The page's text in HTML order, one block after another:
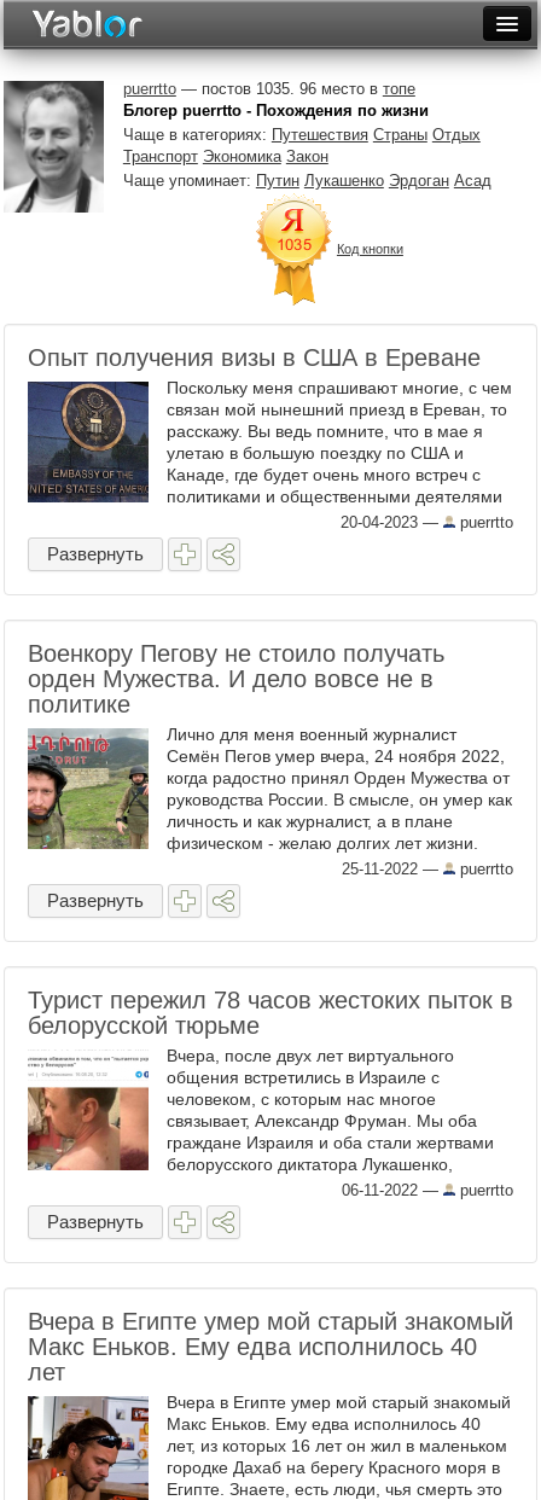
Неделя
Месяц
Рейтинги
Архив
Видеотоп
puerrtto— постов 1035. 96 место в топе
Блогер puerrtto - Похождения по жизни
Чаще в категориях: Путешествия Страны Отдых
Транспорт Экономика Закон
Чаще упоминает: Путин Лукашенко Эрдоган Асад
Код кнопки
Опыт получения визы в США в Ереване
Поскольку меня спрашивают многие, с чем
связан мой нынешний приезд в Ереван, то
расскажу. Вы ведь помните, что в мае я
улетаю в большую поездку по США и
Канаде, где будет очень много встреч с
политиками и общественными деятелями
по вопросам агрессии Азербайджана. Так
вот, я приехал для ...
20-04-2023 — puerrtto
Развернуть
Военкору Пегову не стоило получать
орден Мужества. И дело вовсе не в
политике
Лично для меня военный журналист
Семён Пегов умер вчера, 24 ноября 2022,
когда радостно принял Орден Мужества от
руководства России. В смысле, он умер как
личность и как журналист, а в плане
физическом - желаю долгих лет жизни.
Просто журналист, если он конечно
настоящий журналист - ...
25-11-2022 — puerrtto
Развернуть
Турист пережил 78 часов жестоких пыток в
белорусской тюрьме
Вчера, после двух лет виртуального
общения встретились в Израиле с
человеком, с которым нас многое
связывает, Александр Фруман. Мы оба
граждане Израиля и оба стали жертвами
белорусского диктатора Лукашенко,
причем оба не имели никого отношения к
политике. Но оба оказались в белорусской
...
06-11-2022 — puerrtto
Развернуть
Вчера в Египте умер мой старый знакомый
Макс Еньков. Ему едва исполнилось 40
лет
Вчера в Египте умер мой старый знакомый
Макс Еньков. Ему едва исполнилось 40
лет, из которых 16 лет он жил в маленьком
городке Дахаб на берегу Красного моря в
Египте. Знаете, есть люди, чья смерть это